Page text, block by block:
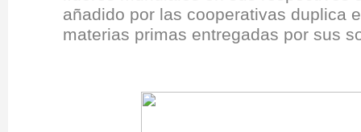
añadido por las cooperativas duplica
materias primas entregadas por sus